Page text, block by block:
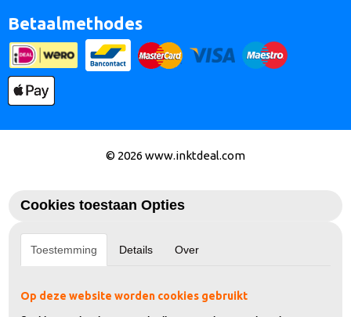
Betaalmethodes
© 2026 www.inktdeal.com
Cookies toestaan Opties
Toestemming Details Over
Op deze website worden cookies gebruikt